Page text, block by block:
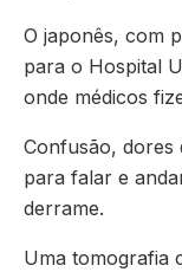
O japonês, com
para o Hospital
onde médicos
Confusão, dores
para falar e
derrame.
Uma tomografia